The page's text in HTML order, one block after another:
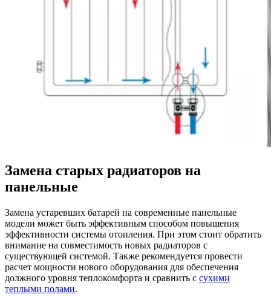
Замена старых радиаторов на
панельные
Замена устаревших батарей на современные панельные
модели может быть эффективным способом повышения
эффективности системы отопления. При этом стоит обратить
внимание на совместимость новых радиаторов с
существующей системой. Также рекомендуется провести
расчет мощности нового оборудования для обеспечения
должного уровня теплокомфорта и сравнить с сухими
теплыми полами.